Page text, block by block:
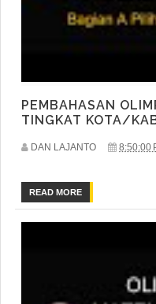
PEMBAHASAN
TINGKAT KOTA/
DAN LAJANTO 8:50:00
READ MORE